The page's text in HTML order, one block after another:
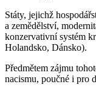
Státy, jejichž
a zemědělství,
konzervativní systém
Holandsko, Dánsko).
Předmětem zájmu
nacismu, poučné i pro